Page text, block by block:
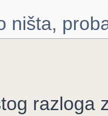
ništa,
razloga